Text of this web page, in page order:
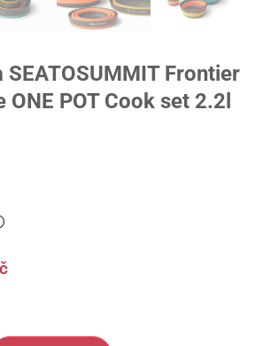
Frontier
ONE POT Cook set 2.2l